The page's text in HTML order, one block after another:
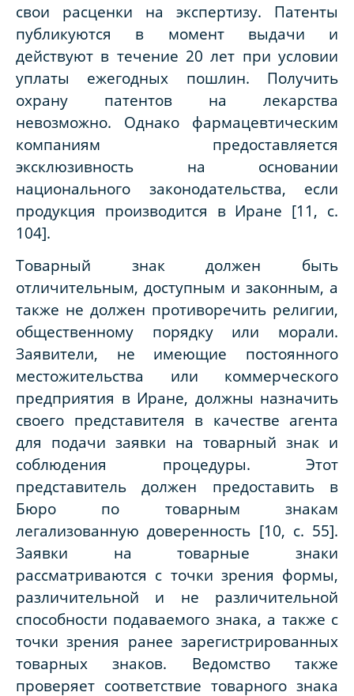
свои расценки на экспертизу. Патенты
публикуются в момент выдачи и
действуют в течение 20 лет при условии
уплаты ежегодных пошлин. Получить
охрану патентов на лекарства
невозможно. Однако фармацевтическим
компаниям предоставляется
эксклюзивность на основании
национального законодательства, если
продукция производится в Иране [11, с.
104].
Товарный знак должен быть
отличительным, доступным и законным, а
также не должен противоречить религии,
общественному порядку или морали.
Заявители, не имеющие постоянного
местожительства или коммерческого
предприятия в Иране, должны назначить
своего представителя в качестве агента
для подачи заявки на товарный знак и
соблюдения процедуры. Этот
представитель должен предоставить в
Бюро по товарным знакам
легализованную доверенность [10, с. 55].
Заявки на товарные знаки
рассматриваются с точки зрения формы,
различительной и не различительной
способности подаваемого знака, а также с
точки зрения ранее зарегистрированных
товарных знаков. Ведомство также
проверяет соответствие товарного знака